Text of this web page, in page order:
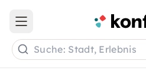
Open main menu
Suche: Stadt, Erlebnis